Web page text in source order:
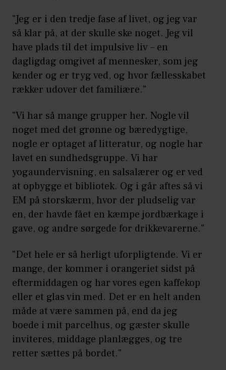
"Jeg er i den tredje fase af livet, og jeg var
så klar på, at der skulle ske noget. Jeg vil
have plads til det impulsive liv – en
dagligdag omgivet af mennesker, som jeg
kender og er tryg ved, og hvor fællesskabet
rækker udover det familiære."
"Vi har så mange grupper her. Nogle vil
noget med det grønne og bæredygtige,
nogle er optaget af litteratur, og nogle har
lavet en sundhedsgruppe. Vi har
yogaundervisning, en salsalærer og er ved
at opbygge et bibliotek. Og i går aftes så vi
EM på storskærm, hvor der pludselig var
en, der havde fået en kæmpe jordbærkage i
gave, og andre sørgede for drikkevarerne."
"Det hele er så herligt uforpligtende. Vi er
mange, der kommer i orangeriet sidst på
eftermiddagen og har vores egen kaffekop
eller et glas vin med. Det er en helt anden
måde at være sammen på, end da jeg
boede i mit parcelhus, og gæster skulle
inviteres, middage planlægges, og tre
retter sættes på bordet."